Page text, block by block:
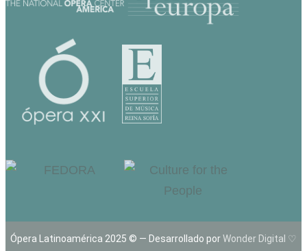
Ópera Latinoamérica 2025 © — Desarrollado porWonder Digital ♡